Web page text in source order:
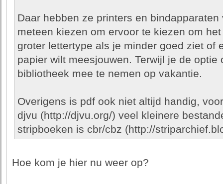
Daar hebben ze printers en
meteen kiezen om ervoor te kiezen om
groter lettertype als je minder goed ziet of
papier wilt meesjouwen. Terwijl je de optie
bibliotheek mee te nemen op vakantie.
Overigens is pdf ook niet altijd handig,
djvu (http://djvu.org/) veel kleinere
stripboeken is cbr/cbz (http://
Hoe kom je hier nu weer op?